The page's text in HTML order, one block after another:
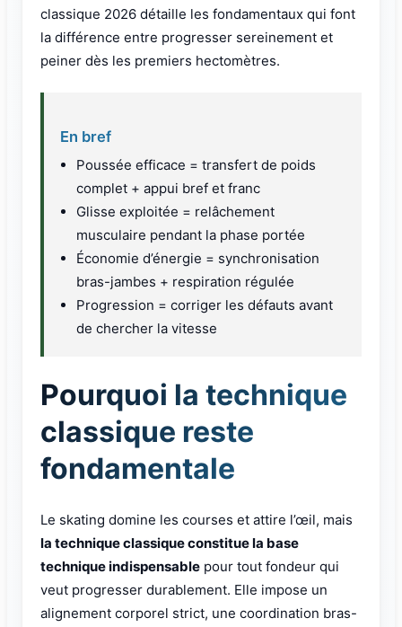
classique 2026 détaille les fondamentaux qui font
la différence entre progresser sereinement et
peiner dès les premiers hectomètres.
En bref
Poussée efficace = transfert de poids
complet + appui bref et franc
Glisse exploitée = relâchement
musculaire pendant la phase portée
Économie d’énergie = synchronisation
bras-jambes + respiration régulée
Progression = corriger les défauts avant
de chercher la vitesse
Pourquoi la technique
classique reste
fondamentale
Le skating domine les courses et attire l’œil, mais
la technique classique constitue la base
technique indispensable pour tout fondeur qui
veut progresser durablement. Elle impose un
alignement corporel strict, une coordination bras-